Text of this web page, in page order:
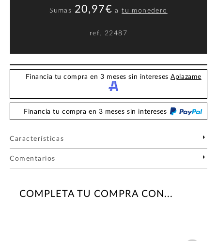
Sumas 20,97€ atu monedero
ref. 22487
Financia tu compra en 3 meses sin interesesAplazame
Financia tu compra en 3 meses sin intereses
Características
Comentarios
COMPLETA TU COMPRA CON...